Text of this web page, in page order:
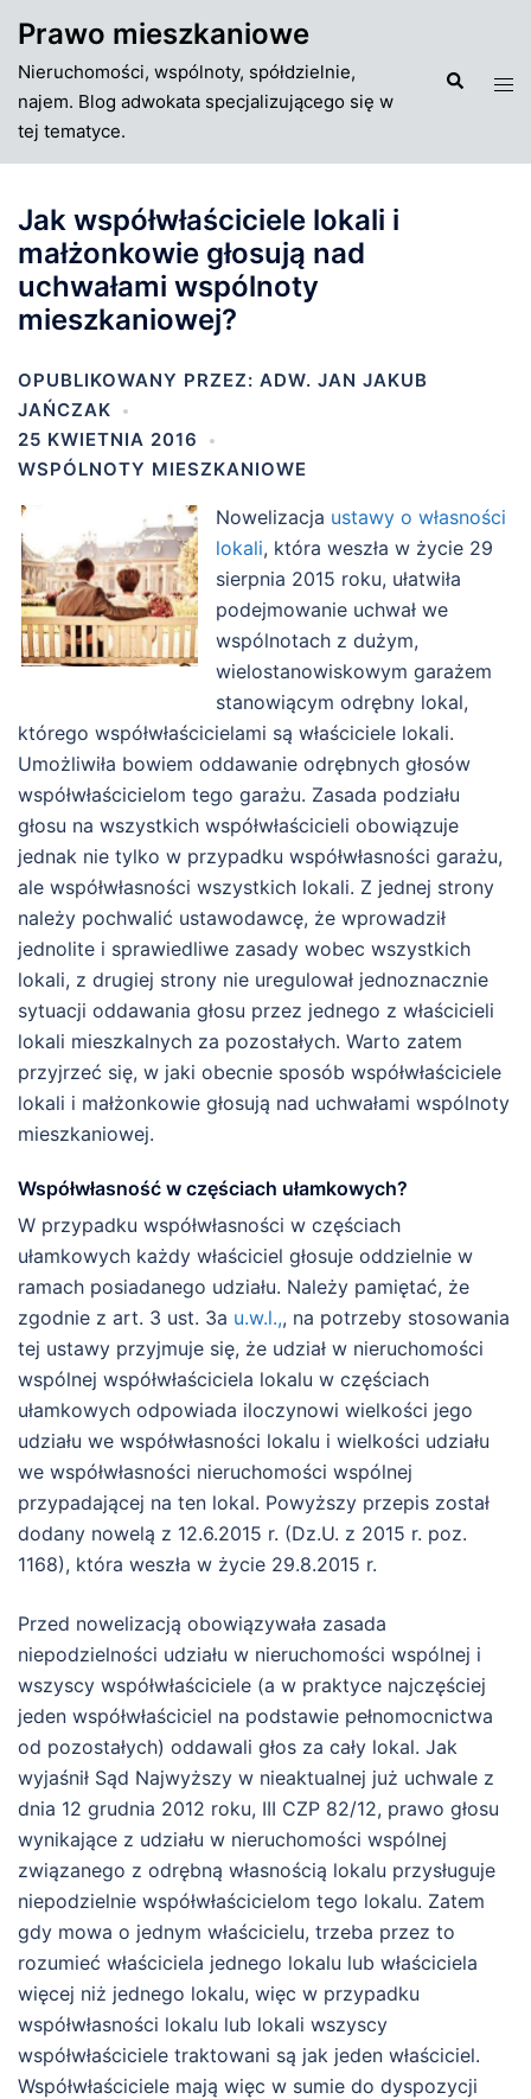
do
treści
Prawo mieszkaniowe
Nieruchomości, wspólnoty, spółdzielnie,
najem. Blog adwokata specjalizującego się w
tej tematyce.
Szukaj
Jak współwłaściciele lokali i
małżonkowie głosują nad
uchwałami wspólnoty
mieszkaniowej?
OPUBLIKOWANY PRZEZ: ADW. JAN JAKUB
JAŃCZAK
25 KWIETNIA 2016
WSPÓLNOTY MIESZKANIOWE
Nowelizacja ustawy o własności
lokali, która weszła w życie 29
sierpnia 2015 roku, ułatwiła
podejmowanie uchwał we
wspólnotach z dużym,
wielostanowiskowym garażem
stanowiącym odrębny lokal,
którego współwłaścicielami są właściciele lokali.
Umożliwiła bowiem oddawanie odrębnych głosów
współwłaścicielom tego garażu. Zasada podziału
głosu na wszystkich współwłaścicieli obowiązuje
jednak nie tylko w przypadku współwłasności garażu,
ale współwłasności wszystkich lokali. Z jednej strony
należy pochwalić ustawodawcę, że wprowadził
jednolite i sprawiedliwe zasady wobec wszystkich
lokali, z drugiej strony nie uregulował jednoznacznie
sytuacji oddawania głosu przez jednego z właścicieli
lokali mieszkalnych za pozostałych. Warto zatem
przyjrzeć się, w jaki obecnie sposób współwłaściciele
lokali i małżonkowie głosują nad uchwałami wspólnoty
mieszkaniowej.
Współwłasność w częściach ułamkowych?
W przypadku współwłasności w częściach
ułamkowych każdy właściciel głosuje oddzielnie w
ramach posiadanego udziału. Należy pamiętać, że
zgodnie z art. 3 ust. 3a u.w.l.,, na potrzeby stosowania
tej ustawy przyjmuje się, że udział w nieruchomości
wspólnej współwłaściciela lokalu w częściach
ułamkowych odpowiada iloczynowi wielkości jego
udziału we współwłasności lokalu i wielkości udziału
we współwłasności nieruchomości wspólnej
przypadającej na ten lokal. Powyższy przepis został
dodany nowelą z 12.6.2015 r. (Dz.U. z 2015 r. poz.
1168), która weszła w życie 29.8.2015 r.
Przed nowelizacją obowiązywała zasada
niepodzielności udziału w nieruchomości wspólnej i
wszyscy współwłaściciele (a w praktyce najczęściej
jeden współwłaściciel na podstawie pełnomocnictwa
od pozostałych) oddawali głos za cały lokal. Jak
wyjaśnił Sąd Najwyższy w nieaktualnej już uchwale z
dnia 12 grudnia 2012 roku, III CZP 82/12, prawo głosu
wynikające z udziału w nieruchomości wspólnej
związanego z odrębną własnością lokalu przysługuje
niepodzielnie współwłaścicielom tego lokalu. Zatem
gdy mowa o jednym właścicielu, trzeba przez to
rozumieć właściciela jednego lokalu lub właściciela
więcej niż jednego lokalu, więc w przypadku
współwłasności lokalu lub lokali wszyscy
współwłaściciele traktowani są jak jeden właściciel.
Współwłaściciele mają więc w sumie do dyspozycji